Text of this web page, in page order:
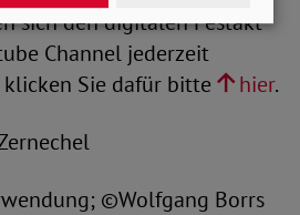
sich den digitalen Festakt
Channel jederzeit
klicken Sie dafür bitte
hier.
©Wolfgang Borrs